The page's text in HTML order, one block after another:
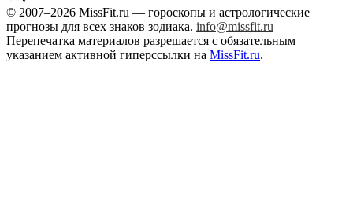
© 2007–2026 MissFit.ru — гороскопы и астрологические
прогнозы для всех знаков зодиака. info@missfit.ru
Перепечатка материалов разрешается с обязательным
указанием активной гиперссылки на MissFit.ru.